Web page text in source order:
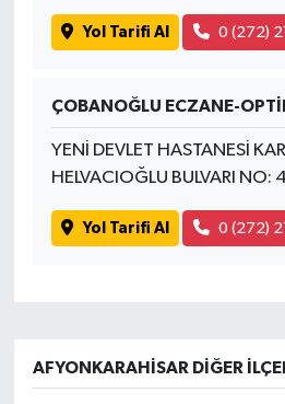
Yol Tarifi Al 0 (272)
ÇOBANOĞLU ECZANE-
YENİ DEVLET HASTANESİ
HELVACIOĞLU BULVARI NO:
Yol Tarifi Al 0 (272)
AFYONKARAHISAR DIĞER